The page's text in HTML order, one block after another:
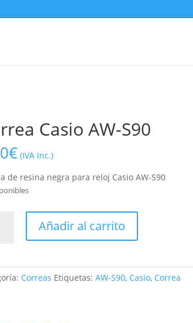
Casio AW-S90
€ (IVA Inc.)
de resina negra para reloj Casio AW-S90
Añadir al carrito
Correas Etiquetas: AW-S90, Casio, Correa